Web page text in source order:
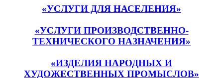
«УСЛУГИ ДЛЯ НАСЕЛЕНИЯ»
«УСЛУГИ ПРОИЗВОДСТВЕННО-
ТЕХНИЧЕСКОГО НАЗНАЧЕНИЯ»
«ИЗДЕЛИЯ НАРОДНЫХ И
ХУДОЖЕСТВЕННЫХ ПРОМЫСЛОВ»